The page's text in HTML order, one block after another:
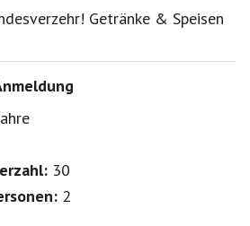
S-Münster
mit der U 14 (Haltestelle
sind vorhanden.
Tanzmusik
sind herzlich willkommen
den barrierefreien
Getränke & Speisen
30
2